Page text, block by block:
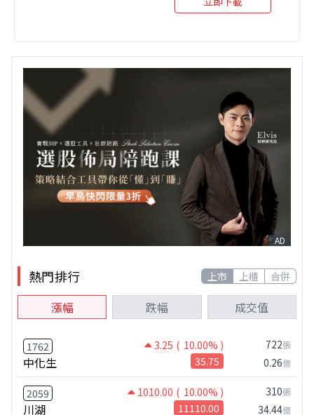
AD
熱門排行 上市 上櫃 合併
漲幅 跌幅 成交值
1762 3.25 ( 10.00% )
中化生 35.75
722張
0.26億
2059 1010.00 ( 10.00% )
川湖 11110.00
310張
34.44億